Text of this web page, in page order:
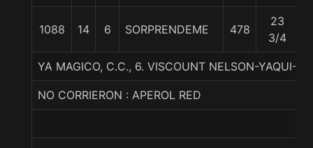
1088 14 6 SORPRENDEME 478
23
3/4
YA MAGICO, C.C., 6. VISCOUNT NELSON-YAQUI-
NO CORRIERON : APEROL RED